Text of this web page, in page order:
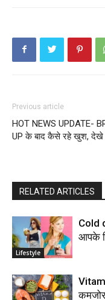
Previous article
HOT NEWS UPDATE-
UP के बाद कैसे रहे खुश, देखे
RELATED ARTICLES
Lifestyle
Cold
आपके